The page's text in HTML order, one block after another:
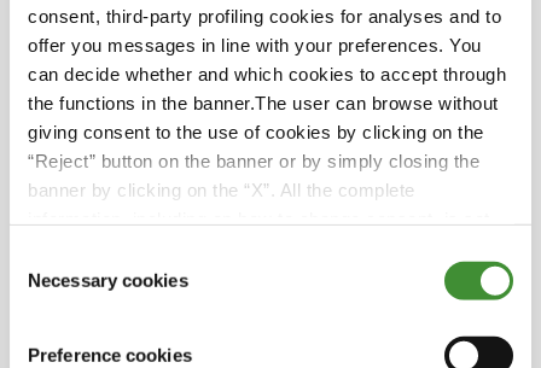
consent, third-party profiling cookies for analyses and to
offer you messages in line with your preferences. You
can decide whether and which cookies to accept through
the functions in the banner.The user can browse without
giving consent to the use of cookies by clicking on the
“Reject” button on the banner or by simply closing the
banner by clicking on the “X”. All the complete
Selection
Necessary cookies
Preference cookies
Вы знали?
Несмотря на то, что орошается всего 20%
мировых пахотных земель, на них
производится 40% мирового
продовольствия.
потребления электроэнергии используется
Сельское хозяйство потребляет 70% пресной